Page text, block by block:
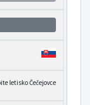
k informaci o otevření
letisko Čečejovce